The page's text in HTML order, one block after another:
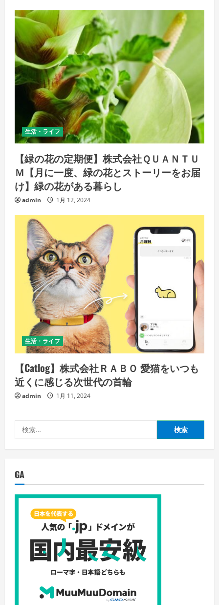
生活・ライフ
【緑の花の定期便】株式会社ＱＵＡＮＴＵ
Ｍ【月に一度、緑の花とストーリーをお届
け】緑の花がある暮らし
admin 1月 12, 2024
生活・ライフ
【Catlog】株式会社ＲＡＢＯ 愛猫をいつも
近くに感じる次世代の首輪
admin 1月 11, 2024
索:
GA